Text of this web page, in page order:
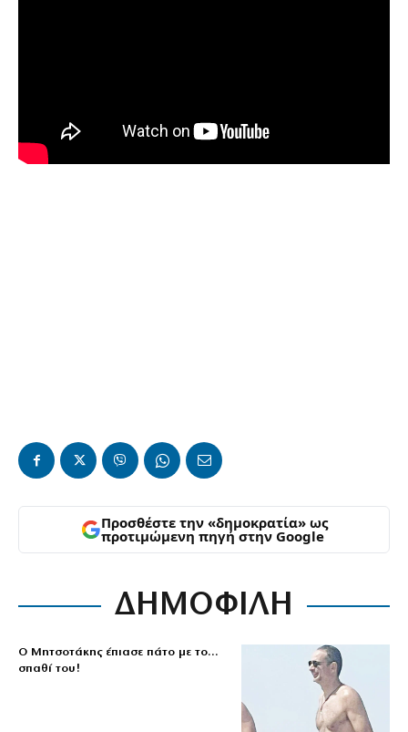
Προσθέστε την «δημοκρατία» ως
προτιμώμενη πηγή στην Google
ΔΗΜΟΦΙΛΗ
Ο Μητσοτάκης έπιασε πάτο με το…
σπαθί του!